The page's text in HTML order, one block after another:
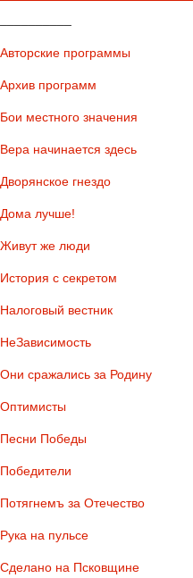
Авторские программы
Архив программ
Бои местного значения
Вера начинается здесь
Дворянское гнездо
Дома лучше!
Живут же люди
История с секретом
Налоговый вестник
НеЗависимость
Они сражались за Родину
Оптимисты
Песни Победы
Победители
Потягнемъ за Отечество
Рука на пульсе
Сделано на Псковщине